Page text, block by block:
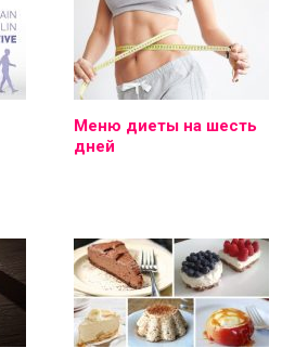
Меню диеты на шесть
дней